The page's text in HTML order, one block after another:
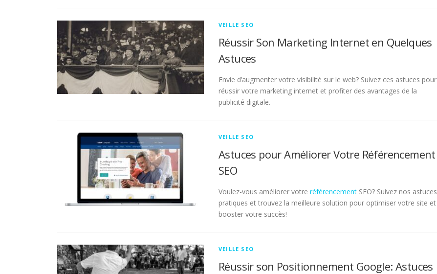
VEILLE SEO
Réussir Son Marketing Internet en Quelques
Astuces
Envie d’augmenter votre visibilité sur le web? Suivez ces astuces pour
réussir votre marketing internet et profiter des avantages de la
publicité digitale.
VEILLE SEO
Astuces pour Améliorer Votre Référencement
SEO
Voulez-vous améliorer votre référencement SEO? Suivez nos astuces
pratiques et trouvez la meilleure solution pour optimiser votre site et
booster votre succès!
VEILLE SEO
Réussir son Positionnement Google: Astuces